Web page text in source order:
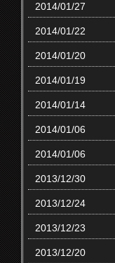
2014/01/27
2014/01/22
2014/01/20
2014/01/19
2014/01/14
2014/01/06
2014/01/06
2013/12/30
2013/12/24
2013/12/23
2013/12/20